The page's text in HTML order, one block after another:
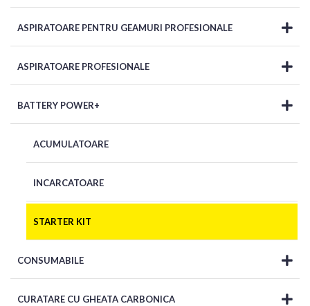
ASPIRATOARE PENTRU GEAMURI PROFESIONALE
ASPIRATOARE PROFESIONALE
BATTERY POWER+
ACUMULATOARE
INCARCATOARE
STARTER KIT
CONSUMABILE
CURATARE CU GHEATA CARBONICA